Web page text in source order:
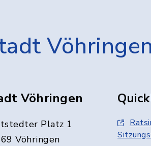
Vöhringen
Vöhringen
Platz 1
Vöhringen